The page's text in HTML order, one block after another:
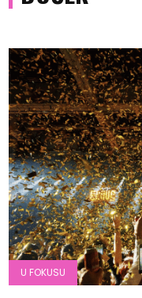
U FOKUSU